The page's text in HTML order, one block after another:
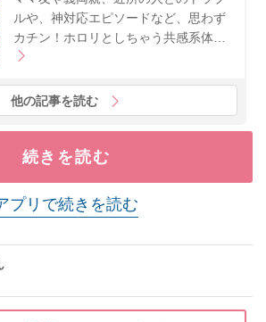
ルや、神対応エピソードなど、思わず
カチン！ホロリとしちゃう共感系体…
他の記事を読む
続きを読む
プリで続きを読む